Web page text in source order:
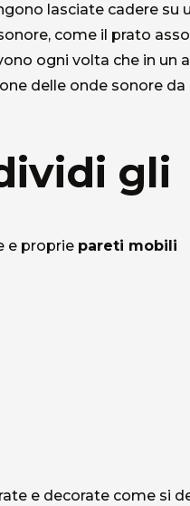
lasciate cadere su
come il prato
ogni volta che in un
delle onde sonore da
gli
e proprie pareti mobili
e decorate come si